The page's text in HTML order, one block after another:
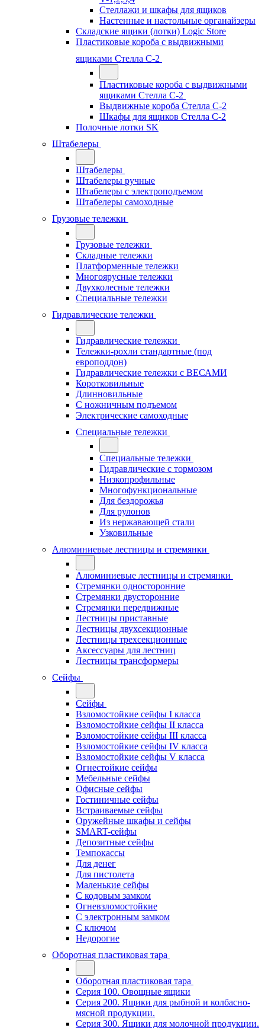
Стеллажи и шкафы для ящиков
Настенные и настольные органайзеры
Складские ящики (лотки) Logiс Store
Пластиковые короба с выдвижными
ящиками Стелла С-2
Пластиковые короба с выдвижными
ящиками Стелла С-2
Выдвижные короба Стелла С-2
Шкафы для ящиков Стелла С-2
Полочные лотки SK
Штабелеры
Штабелеры
Штабелеры ручные
Штабелеры с электроподъемом
Штабелеры самоходные
Грузовые тележки
Грузовые тележки
Складные тележки
Платформенные тележки
Многоярусные тележки
Двухколесные тележки
Специальные тележки
Гидравлические тележки
Гидравлические тележки
Тележки-рохли стандартные (под
европоддон)
Гидравлические тележки с ВЕСАМИ
Коротковильные
Длинновильные
С ножничным подъемом
Электрические самоходные
Специальные тележки
Специальные тележки
Гидравлические с тормозом
Низкопрофильные
Многофункциональные
Для бездорожья
Для рулонов
Из нержавающей стали
Узковильные
Алюминиевые лестницы и стремянки
Алюминиевые лестницы и стремянки
Стремянки односторонние
Стремянки двусторонние
Стремянки передвижные
Лестницы приставные
Лестницы двухсекционные
Лестницы трехсекционные
Аксессуары для лестниц
Лестницы трансформеры
Сейфы
Сейфы
Взломостойкие сейфы I класса
Взломостойкие сейфы II класса
Взломостойкие сейфы III класса
Взломостойкие сейфы IV класса
Взломостойкие сейфы V класса
Огнестойкие сейфы
Мебельные сейфы
Офисные сейфы
Гостиничные сейфы
Встраиваемые сейфы
Оружейные шкафы и сейфы
SMART-сейфы
Депозитные сейфы
Темпокассы
Для денег
Для пистолета
Маленькие сейфы
С кодовым замком
Огневзломостойкие
С электронным замком
С ключом
Недорогие
Оборотная пластиковая тара
Оборотная пластиковая тара
Серия 100. Овощные ящики
Серия 200. Ящики для рыбной и колбасно-
мясной продукции.
Серия 300. Ящики для молочной продукции.